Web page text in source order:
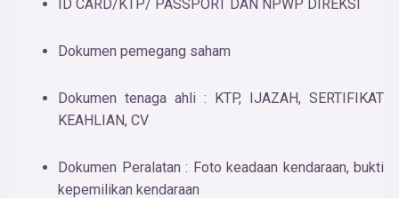
ID CARD/KTP/ PASSPORT DAN NPWP DIREKSI
Dokumen pemegang saham
Dokumen tenaga ahli : KTP, IJAZAH, SERTIFIKAT
KEAHLIAN, CV
Dokumen Peralatan : Foto keadaan kendaraan, bukti
kepemilikan kendaraan